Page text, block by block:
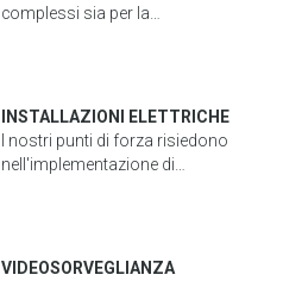
complessi sia per la…
INSTALLAZIONI ELETTRICHE
I nostri punti di forza risiedono
nell'implementazione di…
VIDEOSORVEGLIANZA